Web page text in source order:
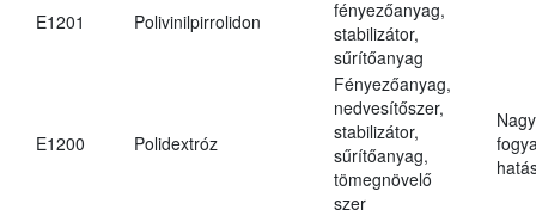
E1201 Polivinilpirrolidon
fényezőanyag,
stabilizátor,
sűrítőanyag
E1200 Polidextróz
Fényezőanyag,
nedvesítőszer,
stabilizátor,
sűrítőanyag,
tömegnövelő
szer